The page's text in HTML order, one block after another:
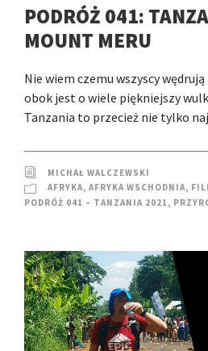
PODRÓŻ 041:
MOUNT MERU
Nie wiem czemu wszyscy
obok jest o wiele piękniejszy
Tanzania to przecież nie tylko
MICHAŁ WALCZEWSKI
AFRYKA, AFRYKA WSCHODNIA,
PODRÓŻ 041 – TANZANIA 2021 ,